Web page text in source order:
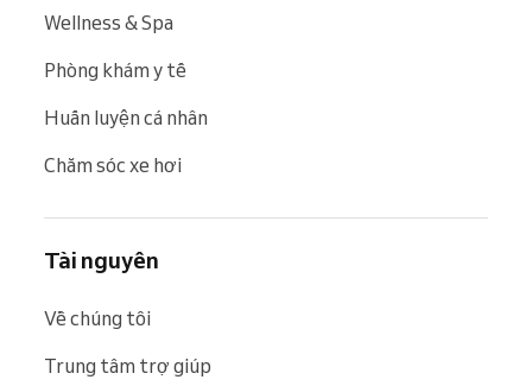
Wellness & Spa
Phòng khám y tế
Huấn luyện cá nhân
Chăm sóc xe hơi
Tài nguyên
Về chúng tôi
Trung tâm trợ giúp